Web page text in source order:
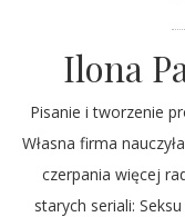
Ilona
Pisanie i tworzenie
Własna firma
czerpania więcej
starych seriali: